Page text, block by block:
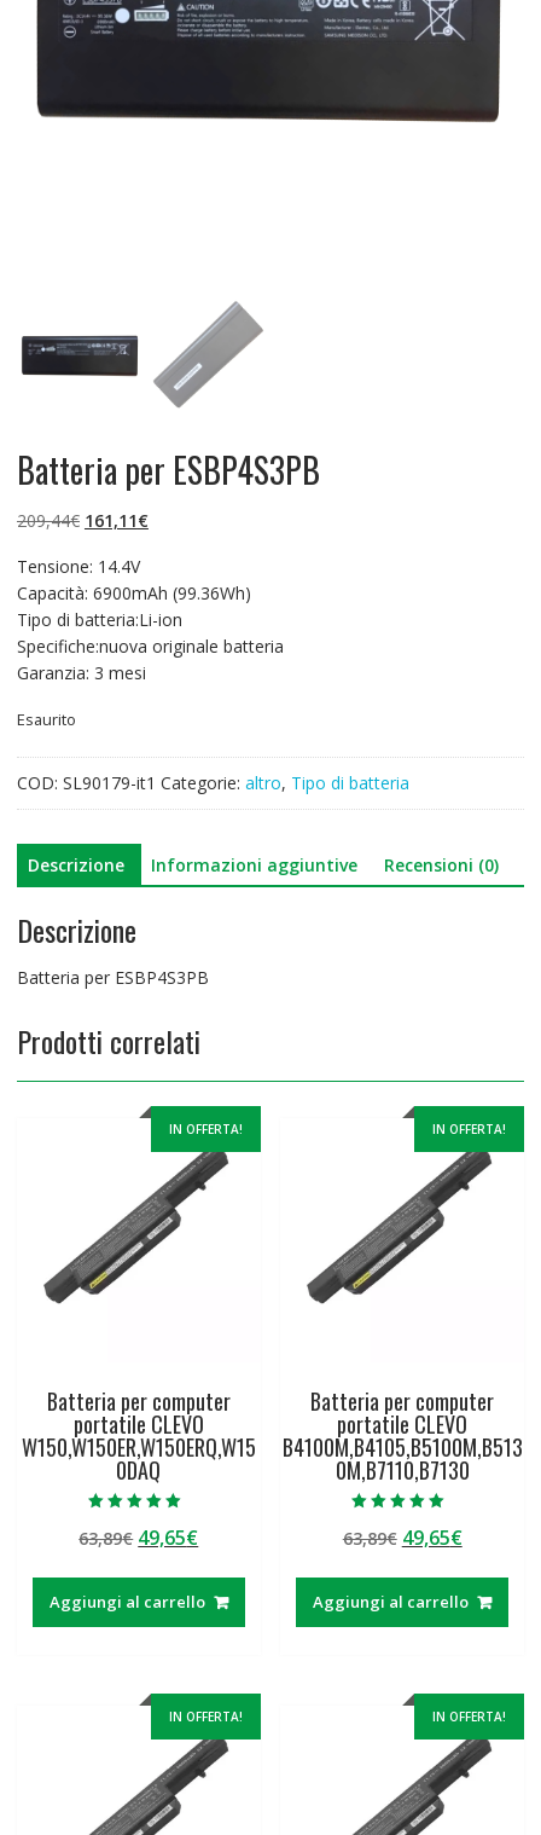
Batteria per ESBP4S3PB
209,44€ Il
originale
era:
209,44€.
161,11€Il
è:
161,11€.
Tensione: 14.4V
Capacità: 6900mAh (99.36Wh)
Tipo di batteria:Li-ion
Specifiche:nuova originale batteria
Garanzia: 3 mesi
Esaurito
COD: SL90179-it1 Categorie: altro, Tipo di batteria
Descrizione Informazioni aggiuntive Recensioni (0)
Descrizione
Batteria per ESBP4S3PB
Prodotti correlati
IN OFFERTA!
Batteria per computer
portatile CLEVO
W150,W150ER,W150ERQ,W15
0DAQ
5.00
su 5
63,89€ Il
originale
era:
49,65€Il
attuale
è:
Aggiungi al carrello
IN OFFERTA!
Batteria per computer
portatile CLEVO
B4100M,B4105,B5100M,B513
0M,B7110,B7130
5.00
su 5
63,89€ Il
originale
era:
49,65€Il
attuale
è:
Aggiungi al carrello
IN OFFERTA! IN OFFERTA!